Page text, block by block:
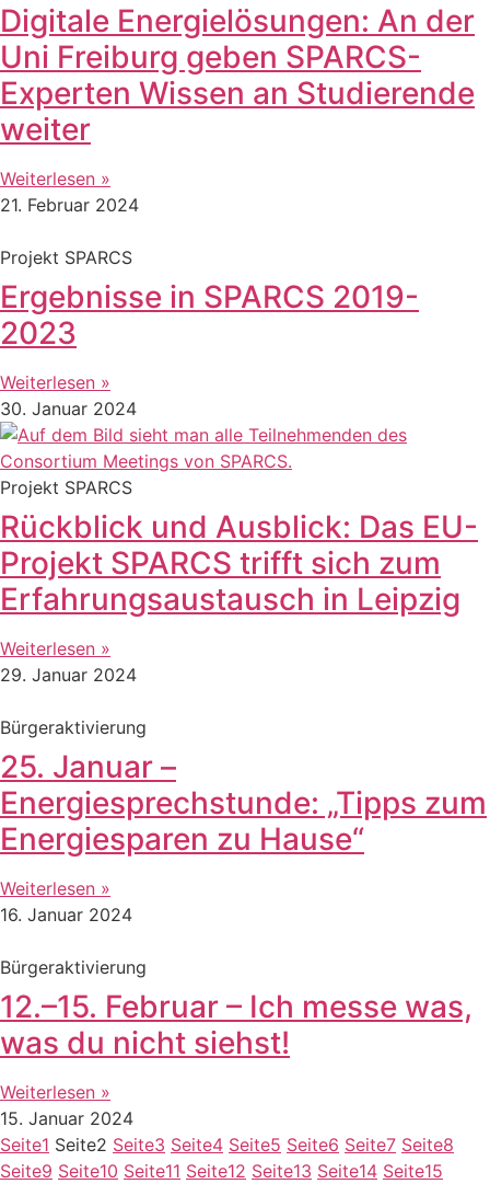
Digitale Energielösungen: An der
Uni Freiburg geben SPARCS-
Experten Wissen an Studierende
weiter
Weiterlesen »
21. Februar 2024
Projekt SPARCS
Ergebnisse in SPARCS 2019-
2023
Weiterlesen »
30. Januar 2024
Projekt SPARCS
Rückblick und Ausblick: Das EU-
Projekt SPARCS trifft sich zum
Erfahrungsaustausch in Leipzig
Weiterlesen »
29. Januar 2024
Bürgeraktivierung
25. Januar –
Energiesprechstunde: „Tipps zum
Energiesparen zu Hause“
Weiterlesen »
16. Januar 2024
Bürgeraktivierung
12.–15. Februar – Ich messe was,
was du nicht siehst!
Weiterlesen »
15. Januar 2024
Seite1 Seite2 Seite3 Seite4 Seite5 Seite6 Seite7 Seite8
Seite9 Seite10 Seite11 Seite12 Seite13 Seite14 Seite15